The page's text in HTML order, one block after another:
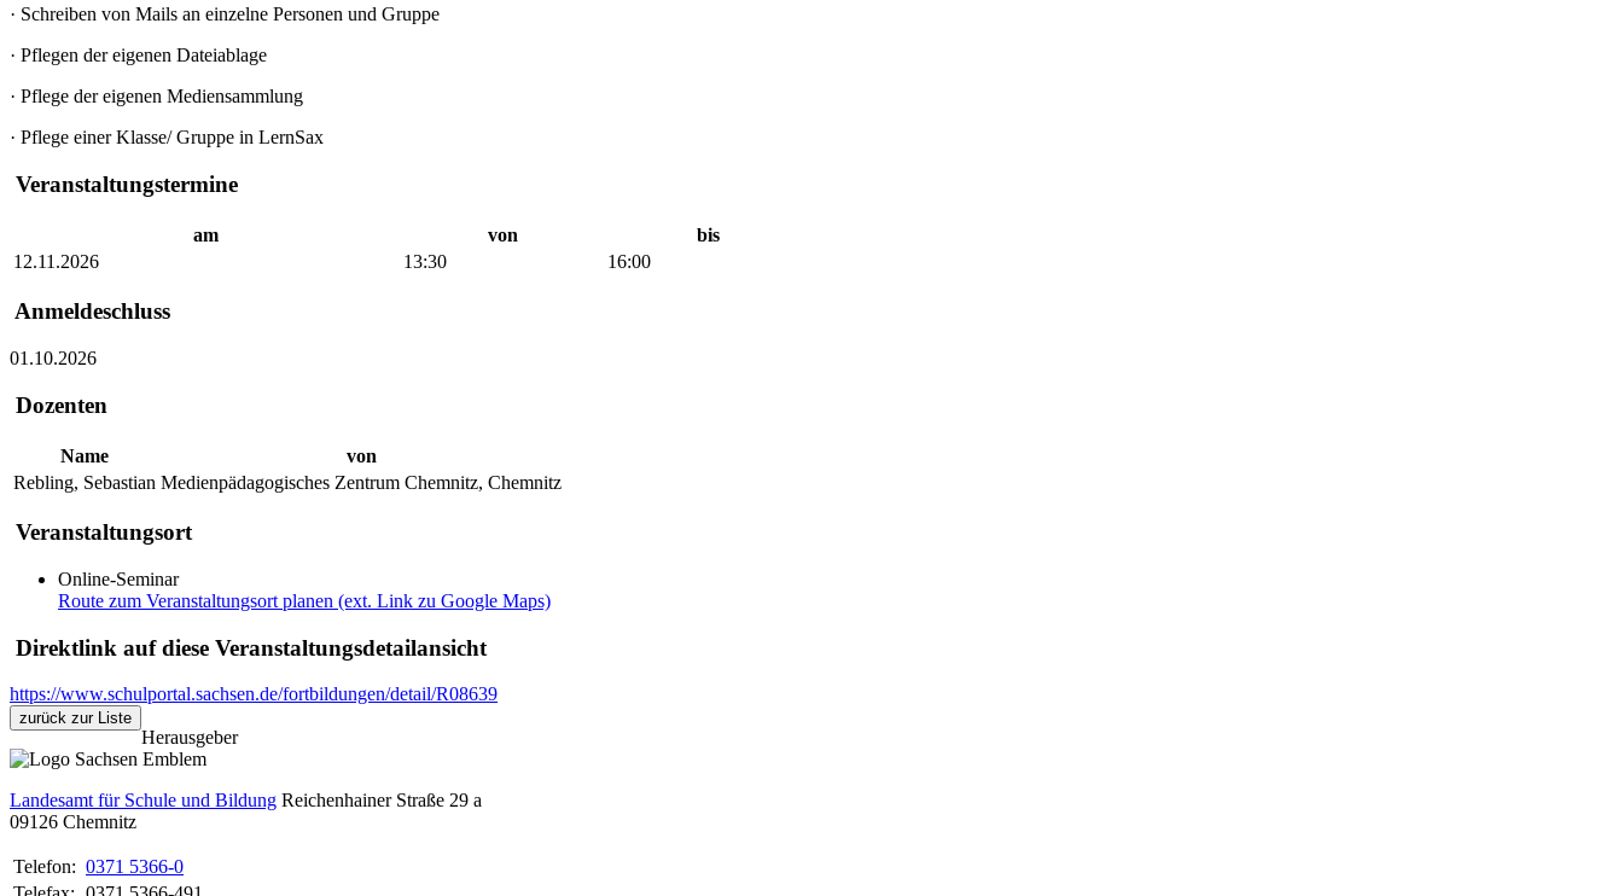
· Schreiben von Mails an einzelne Personen und Gruppe
· Pflegen der eigenen Dateiablage
· Pflege der eigenen Mediensammlung
· Pflege einer Klasse/ Gruppe in LernSax
Veranstaltungstermine
am von
bis
12.11.2026
13:30 16:00
Anmeldeschluss
01.10.2026
Dozenten
Name
von
Rebling, Sebastian Medienpädagogisches Zentrum Chemnitz, Chemnitz
Veranstaltungsort
Online-Seminar
Route zum Veranstaltungsort planen (ext. Link zu Google Maps)
Direktlink auf diese Veranstaltungsdetailansicht
https://www.schulportal.sachsen.de/fortbildungen/detail/R08639
zurück zur Liste
Herausgeber
Landesamt für Schule und Bildung Reichenhainer Straße 29 a
09126 Chemnitz
Telefon: 0371 5366-0